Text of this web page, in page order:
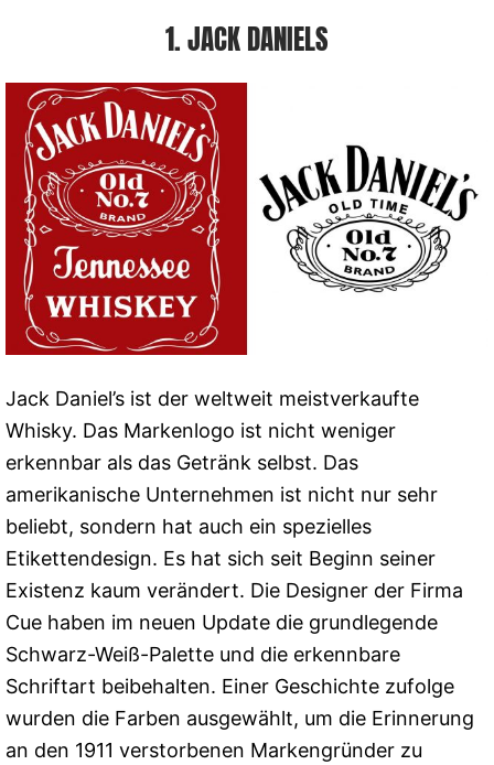
1. JACK DANIELS
Jack Daniel’s ist der weltweit meistverkaufte
Whisky. Das Markenlogo ist nicht weniger
erkennbar als das Getränk selbst. Das
amerikanische Unternehmen ist nicht nur sehr
beliebt, sondern hat auch ein spezielles
Etikettendesign. Es hat sich seit Beginn seiner
Existenz kaum verändert. Die Designer der Firma
Cue haben im neuen Update die grundlegende
Schwarz-Weiß-Palette und die erkennbare
Schriftart beibehalten. Einer Geschichte zufolge
wurden die Farben ausgewählt, um die Erinnerung
an den 1911 verstorbenen Markengründer zu